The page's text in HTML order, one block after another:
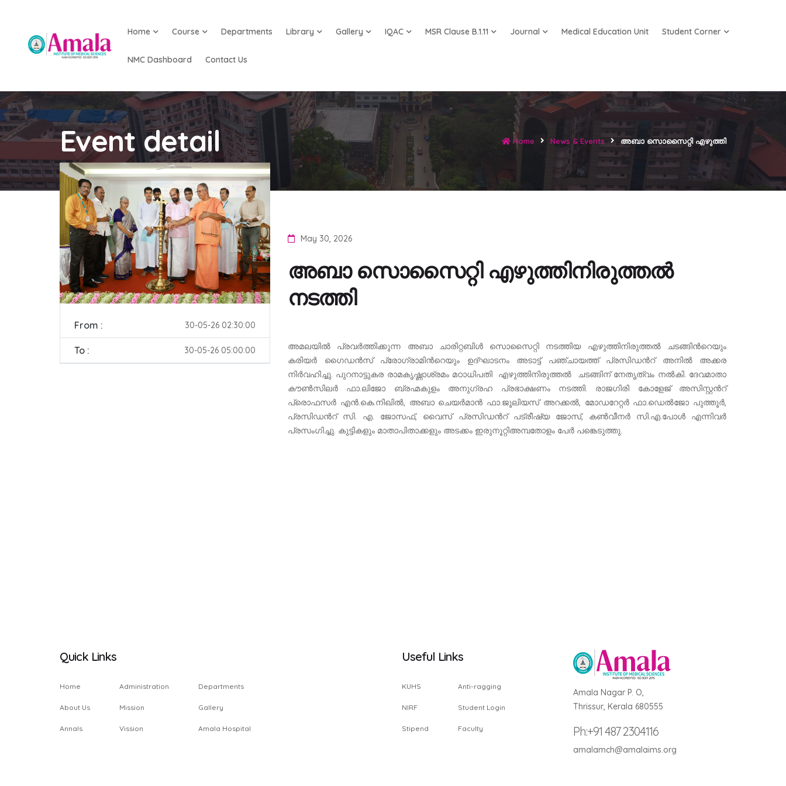
Home Course Departments Library Gallery IQAC MSR Clause B.1.11 Journal Medical Education Unit Student Corner
NMC Dashboard Contact Us
Event detail Home News & Events അബാ സൊസൈറ്റി എഴുത്തി
From : 30-05-26 02:30:00
To : 30-05-26 05:00:00
May 30, 2026
അബാ സൊസൈറ്റി എഴുത്തിനിരുത്തല്‍
നടത്തി
അമലയില്‍ പ്രവര്‍ത്തിക്കുന്ന അബാ ചാരിറ്റബിള്‍ സൊസൈറ്റി നടത്തിയ എഴുത്തിനിരുത്തല്‍ ചടങ്ങിന്‍റെയും
കരിയര്‍ ഗൈഡന്‍സ് പ്രോഗ്രാമിന്‍റെയും ഉദ്ഘാടനം അടാട്ട് പഞ്ചായത്ത് പ്രസിഡന്‍റ് അനില്‍ അക്കര
നിര്‍വഹിച്ചു. പുറനാട്ടുകര രാമകൃഷ്ണാശ്രമം മഠാധിപതി എഴുത്തിനിരുത്തല്‍ ചടങ്ങിന് നേതൃത്വം നല്‍കി. ദേവമാതാ
കൗണ്‍സിലര്‍ ഫാ.ലിജോ ബ്രഹ്മകുളം അനുഗ്രഹ പ്രഭാക്ഷണം നടത്തി. രാജഗിരി കോളേജ് അസിസ്റ്റന്‍റ്
പ്രൊഫസര്‍ എന്‍.കെ.നിഖില്‍, അബാ ചെയര്‍മാന്‍ ഫാ.ജൂലിയസ് അറക്കല്‍, മോഡറേറ്റര്‍ ഫാ.ഡെല്‍ജോ പുത്തൂര്‍,
പ്രസിഡന്‍റ് സി. എ. ജോസഫ്, വൈസ് പ്രസിഡന്‍റ് പട്രീഷ്യ ജോസ്, കണ്‍വീനര്‍ സി.എ.പോള്‍ എന്നിവര്‍
പ്രസംഗിച്ചു. കുട്ടികളും മാതാപിതാക്കളും അടക്കം ഇരുനൂറ്റിഅമ്പതോളം പേര്‍ പങ്കെടുത്തു.
Quick Links
Home
About Us
Annals
Administration
Mission
Vission
Departments
Gallery
Amala Hospital
Useful Links
KUHS
NIRF
Stipend
Anti-ragging
Student Login
Faculty
Amala Nagar P. O,
Thrissur, Kerala 680555
Ph:+91 487 2304116
amalamch@amalaims.org